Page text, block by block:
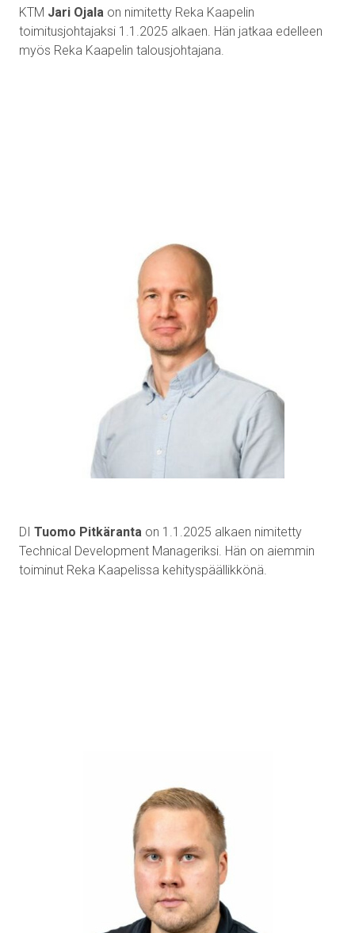
KTM Jari Ojala on nimitetty Reka Kaapelin
toimitusjohtajaksi 1.1.2025 alkaen. Hän jatkaa edelleen
myös Reka Kaapelin talousjohtajana.
DI Tuomo Pitkäranta on 1.1.2025 alkaen nimitetty
Technical Development Manageriksi. Hän on aiemmin
toiminut Reka Kaapelissa kehityspäällikkönä.